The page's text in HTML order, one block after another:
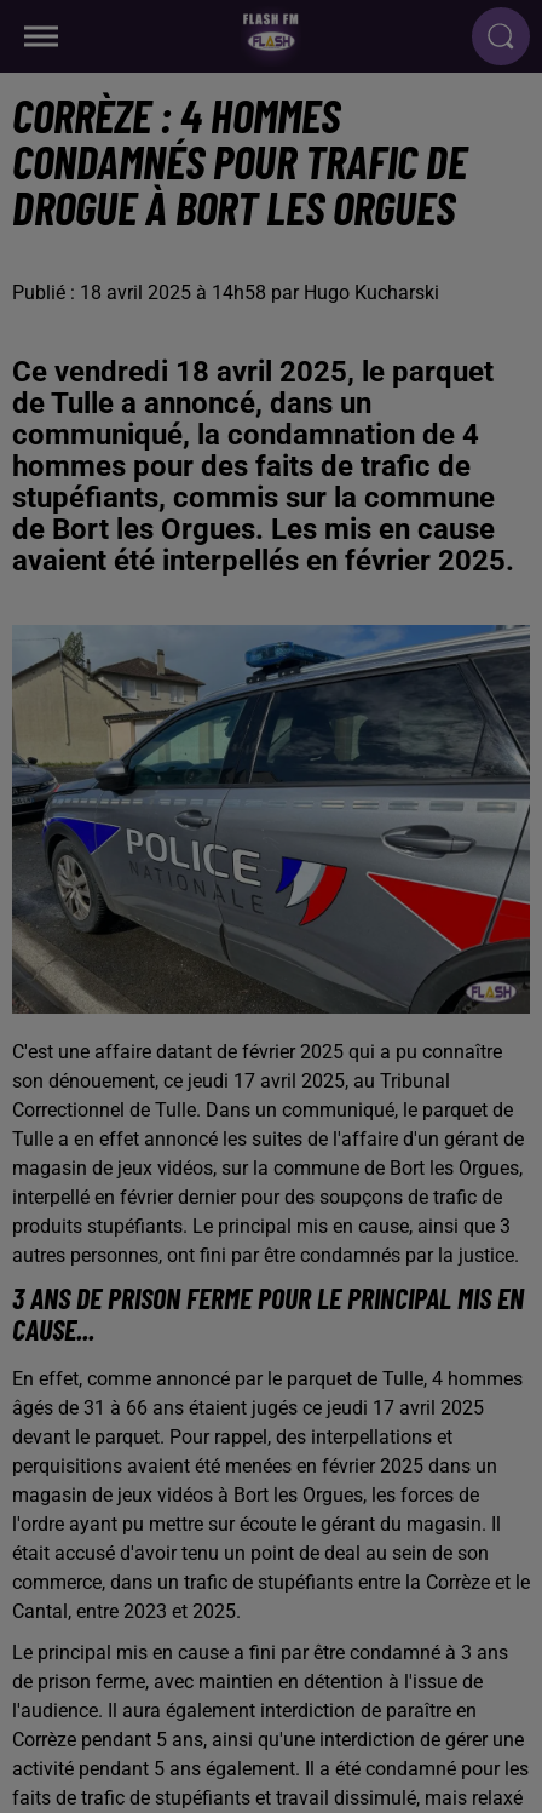
CORRÈZE : 4 HOMMES
CONDAMNÉS POUR TRAFIC DE
DROGUE À BORT LES ORGUES
Publié : 18 avril 2025 à 14h58 par Hugo Kucharski
Ce vendredi 18 avril 2025, le parquet
de Tulle a annoncé, dans un
communiqué, la condamnation de 4
hommes pour des faits de trafic de
stupéfiants, commis sur la commune
de Bort les Orgues. Les mis en cause
avaient été interpellés en février 2025.
C'est une affaire datant de février 2025 qui a pu connaître
son dénouement, ce jeudi 17 avril 2025, au Tribunal
Correctionnel de Tulle. Dans un communiqué, le parquet de
Tulle a en effet annoncé les suites de l'affaire d'un gérant de
magasin de jeux vidéos, sur la commune de Bort les Orgues,
interpellé en février dernier pour des soupçons de trafic de
produits stupéfiants. Le principal mis en cause, ainsi que 3
autres personnes, ont fini par être condamnés par la justice.
3 ANS DE PRISON FERME POUR LE PRINCIPAL MIS EN
CAUSE...
En effet, comme annoncé par le parquet de Tulle, 4 hommes
âgés de 31 à 66 ans étaient jugés ce jeudi 17 avril 2025
devant le parquet. Pour rappel, des interpellations et
perquisitions avaient été menées en février 2025 dans un
magasin de jeux vidéos à Bort les Orgues, les forces de
l'ordre ayant pu mettre sur écoute le gérant du magasin. Il
était accusé d'avoir tenu un point de deal au sein de son
commerce, dans un trafic de stupéfiants entre la Corrèze et le
Cantal, entre 2023 et 2025.
Le principal mis en cause a fini par être condamné à 3 ans
de prison ferme, avec maintien en détention à l'issue de
l'audience. Il aura également interdiction de paraître en
Corrèze pendant 5 ans, ainsi qu'une interdiction de gérer une
activité pendant 5 ans également. Il a été condamné pour les
faits de trafic de stupéfiants et travail dissimulé, mais relaxé